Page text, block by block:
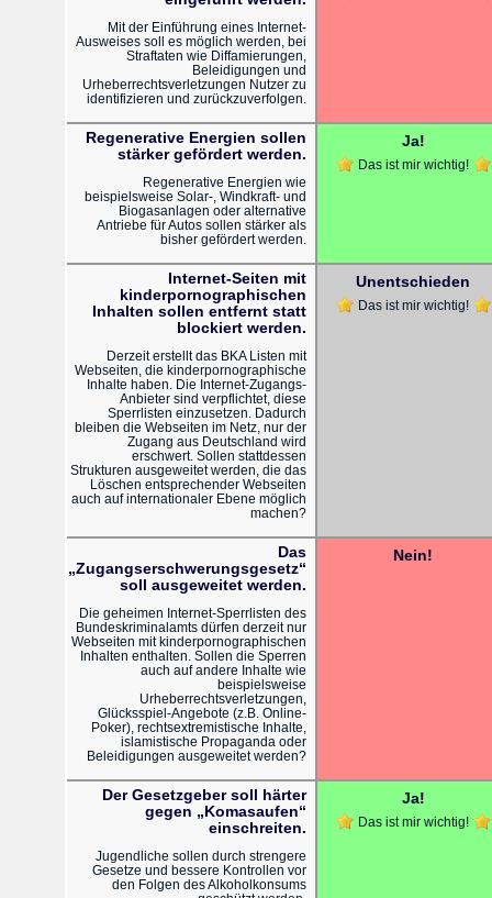
Mit der Einführung eines Internet-
Ausweises soll es möglich werden, bei
Straftaten wie Diffamierungen,
Beleidigungen und
Urheberrechtsverletzungen Nutzer zu
identifizieren und zurückzuverfolgen.
Regenerative Energien sollen
stärker gefördert werden.
Regenerative Energien wie
beispielsweise Solar-, Windkraft- und
Biogasanlagen oder alternative
Antriebe für Autos sollen stärker als
bisher gefördert werden.
Ja!
Das ist mir wichtig!
Internet-Seiten mit
kinderpornographischen
Inhalten sollen entfernt statt
blockiert werden.
Derzeit erstellt das BKA Listen mit
Webseiten, die kinderpornographische
Inhalte haben. Die Internet-Zugangs-
Anbieter sind verpflichtet, diese
Sperrlisten einzusetzen. Dadurch
bleiben die Webseiten im Netz, nur der
Zugang aus Deutschland wird
erschwert. Sollen stattdessen
Strukturen ausgeweitet werden, die das
Löschen entsprechender Webseiten
auch auf internationaler Ebene möglich
machen?
Unentschieden
Das ist mir wichtig!
Das
„Zugangserschwerungsgesetz“
soll ausgeweitet werden.
Die geheimen Internet-Sperrlisten des
Bundeskriminalamts dürfen derzeit nur
Webseiten mit kinderpornographischen
Inhalten enthalten. Sollen die Sperren
auch auf andere Inhalte wie
beispielsweise
Urheberrechtsverletzungen,
Glücksspiel-Angebote (z.B. Online-
Poker), rechtsextremistische Inhalte,
islamistische Propaganda oder
Beleidigungen ausgeweitet werden?
Nein!
Der Gesetzgeber soll härter
gegen „Komasaufen“
einschreiten.
Jugendliche sollen durch strengere
Gesetze und bessere Kontrollen vor
den Folgen des Alkoholkonsums
Ja!
Das ist mir wichtig!